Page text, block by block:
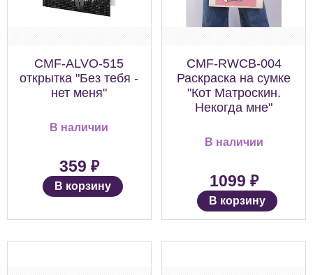
CMF-ALVO-515
открытка "Без тебя -
нет меня"
В наличии
359 ₽
В корзину
CMF-RWCB-004
Раскраска на сумке
"Кот Матроскин.
Некогда мне"
В наличии
1099 ₽
В корзину